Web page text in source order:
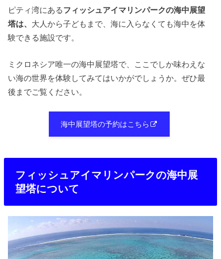
ピティ湾にあるフィッシュアイマリンパークの海中展望
塔は、 大人から子どもまで、海に入らなくても海中を体
験できる施設です。
ミクロネシア唯一の海中展望塔で、ここでしか味わえな
い海の世界を体験してみてはいかがでしょうか。ぜひ最
後までご覧ください。
海中展望塔の予約はこちら
フィッシュアイマリンパークの海中展
望塔について